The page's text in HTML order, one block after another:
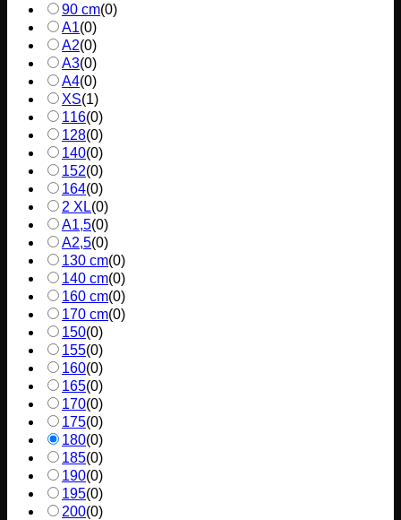
90 cm(0)
A1(0)
A2(0)
A3(0)
A4(0)
XS(1)
116(0)
128(0)
140(0)
152(0)
164(0)
2 XL(0)
A1,5(0)
A2,5(0)
130 cm(0)
140 cm(0)
160 cm(0)
170 cm(0)
150(0)
155(0)
160(0)
165(0)
170(0)
175(0)
180(0)
185(0)
190(0)
195(0)
200(0)